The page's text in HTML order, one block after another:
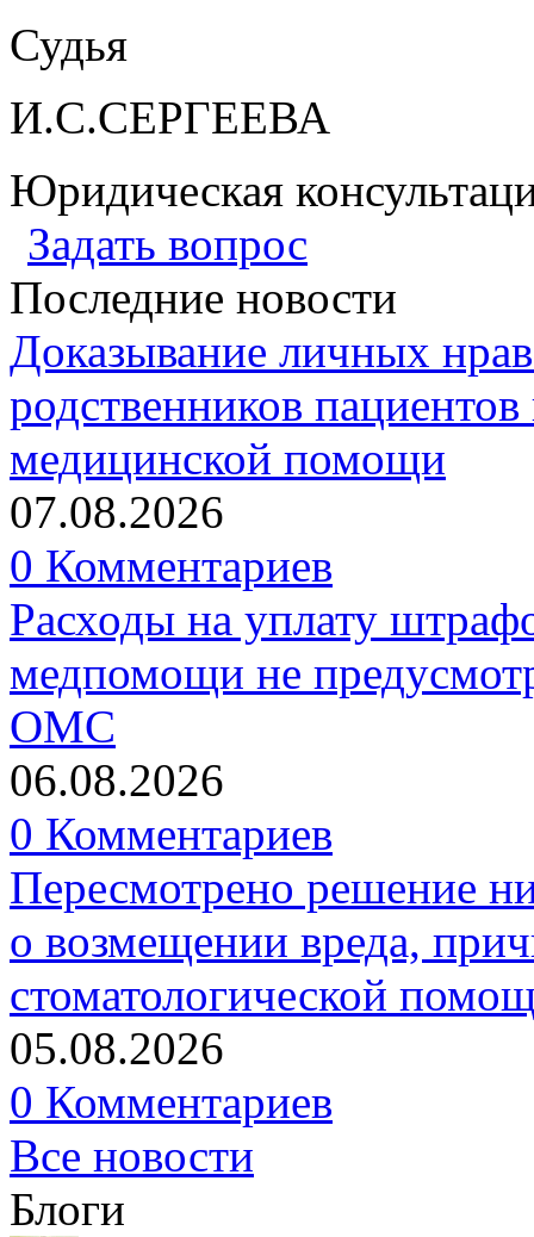
Судья
И.С.СЕРГЕЕВА
Юридическая
Задать вопрос
Последние новости
Доказывание личных
родственников
медицинской помощи
07.08.2026
0 Комментариев
Расходы на уплату
медпомощи не
ОМС
06.08.2026
0 Комментариев
Пересмотрено решение
о возмещении вреда,
стоматологической
05.08.2026
0 Комментариев
Все новости
Блоги